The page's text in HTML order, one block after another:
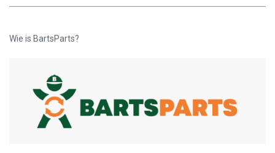
Wie is BartsParts?